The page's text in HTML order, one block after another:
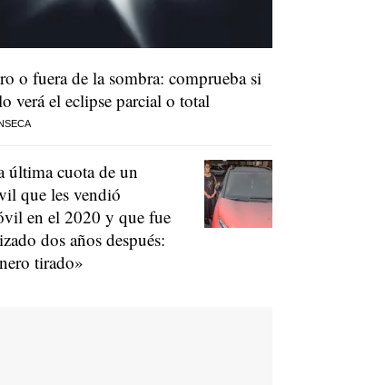
o fuera de la sombra: comprueba si
verá el eclipse parcial o total
última cuota de un
que les vendió
en el 2020 y que fue
dos años después:
tirado»